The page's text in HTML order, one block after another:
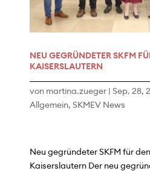
NEU GEGRÜNDETER SKFM
KAISERSLAUTERN
von martina.zueger |Sep. 28,
Allgemein,SKMEV News
Neu gegründeter SKFM für
Kaiserslautern Der neu